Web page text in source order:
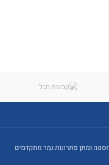
ומתן פתרונות גמר מתקדמים